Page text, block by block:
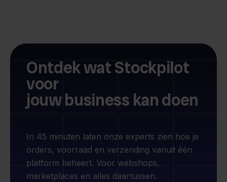
Ontdek wat Stockpilot
voor
jouw business kan doen
In 45 minuten laten onze experts zien hoe je
orders, voorraad en verzending vanuit één
platform beheert. Voor webshops,
marketplaces en alles daartussen.